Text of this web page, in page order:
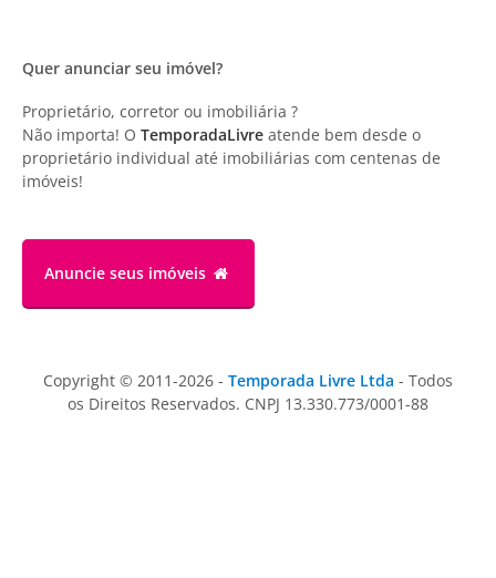
Quer anunciar seu imóvel?
Proprietário, corretor ou imobiliária ?
Não importa! O TemporadaLivre atende bem desde o
proprietário individual até imobiliárias com centenas de
imóveis!
Anuncie seus imóveis
Copyright © 2011-2026 - Temporada Livre Ltda - Todos
os Direitos Reservados. CNPJ 13.330.773/0001-88